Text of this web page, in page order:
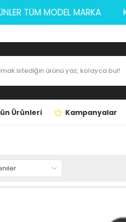
TÜM MODEL MARKA
Ürünleri Kampanyalar